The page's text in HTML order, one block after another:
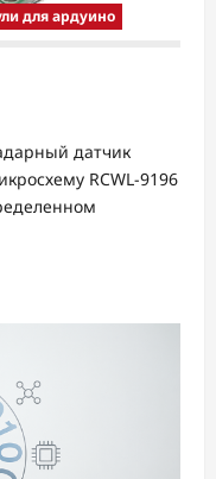
для ардуино
датчик
RCWL-9196